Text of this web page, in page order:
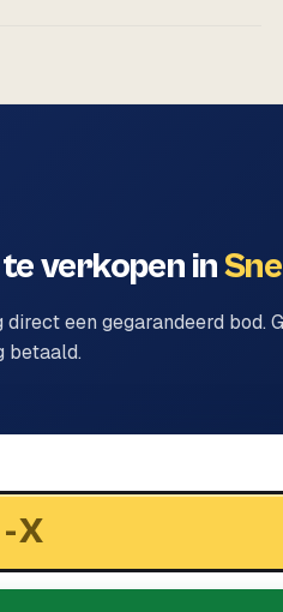
verkopen in
een gegarandeerd bod.
betaald.